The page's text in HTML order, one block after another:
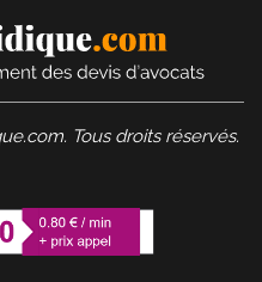
Tous droits réservés.